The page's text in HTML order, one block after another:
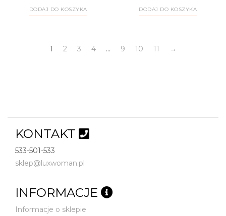
DODAJ DO KOSZYKA DODAJ DO KOSZYKA
1 2 3 4 … 9 10 11 →
KONTAKT
533-501-533
sklep@luxwoman.pl
INFORMACJE
Informacje o sklepie